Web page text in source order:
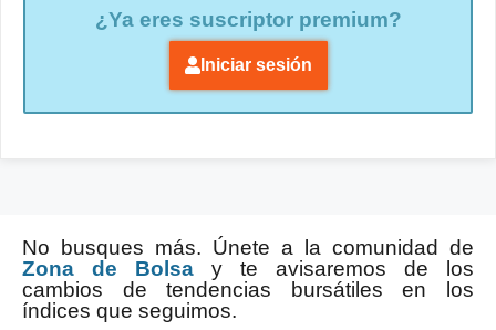
¿Ya eres suscriptor premium?
Iniciar sesión
No busques más. Únete a la comunidad de
Zona de Bolsa y te avisaremos de los
cambios de tendencias bursátiles en los
índices que seguimos.